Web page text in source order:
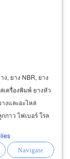
, ยาง NBR, ยาง
เครื่องพิมพ์ ยางหัว
งและอะไหล่
กาว ไฟเบอร์ โรล